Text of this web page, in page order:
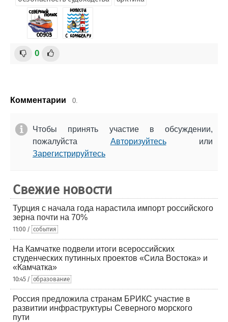
0
Комментарии 0.
Чтобы принять участие в обсуждении,
пожалуйста Авторизуйтесьили
Зарегистрируйтесь
Свежие новости
Турция с начала года нарастила импорт российского
зерна почти на 70%
11:00 / события
На Камчатке подвели итоги всероссийских
студенческих путинных проектов «Сила Востока» и
«Камчатка»
10:45 / образование
Россия предложила странам БРИКС участие в
развитии инфраструктуры Северного морского
пути